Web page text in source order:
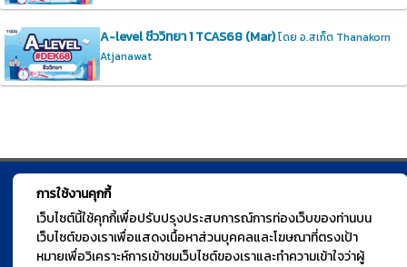
A-level ชีววิทยา 1 TCAS68 (Mar)โดย อ.สเก็ต Thanakorn
Atjanawat
การใช้งานคุกกี้
เว็บไซต์นี้ใช้คุกกี้เพื่อปรับปรุงประสบการณ์การท่องเว็บของท่านบน
เว็บไซต์ของเราเพื่อแสดงเนื้อหาส่วนบุคคลและโฆษณาที่ตรงเป้า
หมายเพื่อวิเคราะห์การเข้าชมเว็บไซต์ของเราและทำความเข้าใจว่าผู้
© TGURU.online 2026 All right reserved. v1.0 Powered by Course
Square